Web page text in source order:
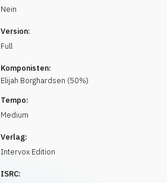
Nein
Version:
Full
Komponisten:
Elijah Borghardsen (50%)
Tempo:
Medium
Verlag:
Intervox Edition
ISRC: